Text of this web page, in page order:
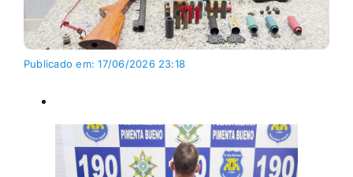
Publicado em: 17/06/2026 23:18